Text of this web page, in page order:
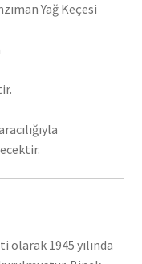
Yağ Keçesi
1945 yılında